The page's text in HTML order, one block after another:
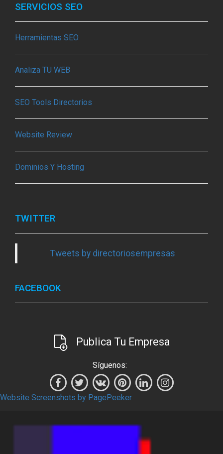
SERVICIOS SEO
Herramientas SEO
Analiza TU WEB
SEO Tools Directorios
Website Review
Dominios Y Hosting
TWITTER
Tweets by directoriosempresas
FACEBOOK
Publica Tu Empresa
Síguenos:
Website Screenshots by PagePeeker